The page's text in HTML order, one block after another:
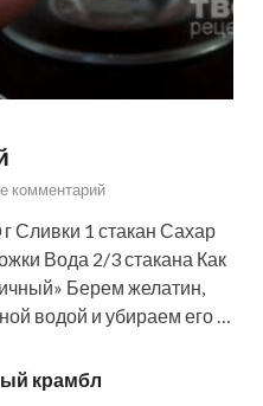
комментарий
Сливки 1 стакан Сахар
Вода 2/3 стакана Как
Берем желатин,
водой и убираем его …
крамбл